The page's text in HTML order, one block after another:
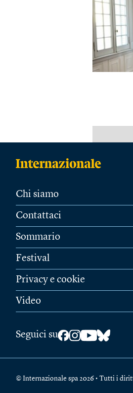
Chi siamo
Contattaci
Sommario
Festival
Privacy e cookie
Video
Seguici su
© Internazionale spa 2026 • Tutti i